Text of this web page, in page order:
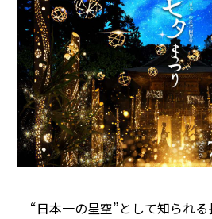
“日本一の星空”として知られ